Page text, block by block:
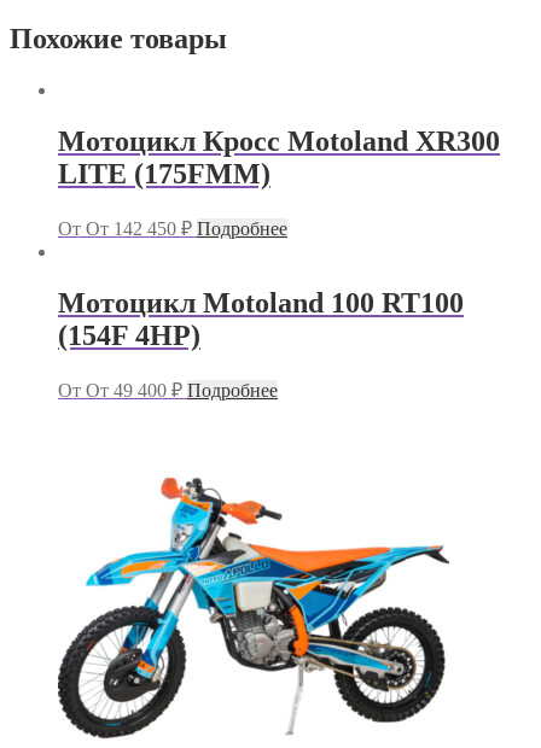
Похожие товары
Мотоцикл Кросс Motoland XR300
LITE (175FMM)
От От 142 450 ₽ Подробнее
Мотоцикл Motoland 100 RT100
(154F 4HP)
От От 49 400 ₽ Подробнее